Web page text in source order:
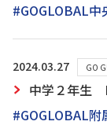
#GOGLOBAL
2024.03.27 GO
中学２年生
#GOGLOBAL